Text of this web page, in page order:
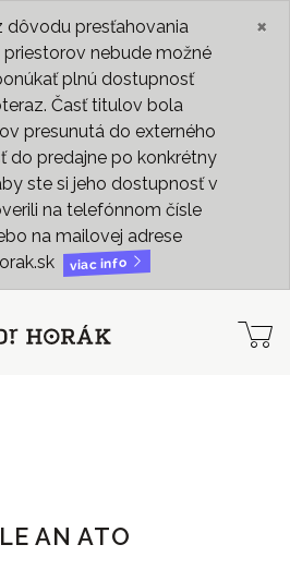
dôvodu presťahovania
nebude možné
plnú dostupnosť
Časť titulov bola
presunutá do externého
do predajne po konkrétny
ste si jeho dostupnosť v
na telefónnom čísle
na mailovej adrese
viac info
×
AN ATO